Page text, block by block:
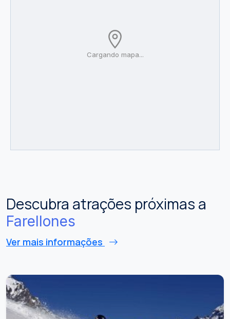
Cargando mapa...
Descubra atrações próximas a
Farellones
Ver mais informações